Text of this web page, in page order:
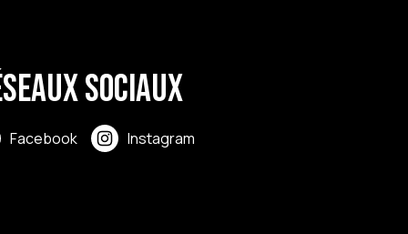
sociaux
Facebook Instagram